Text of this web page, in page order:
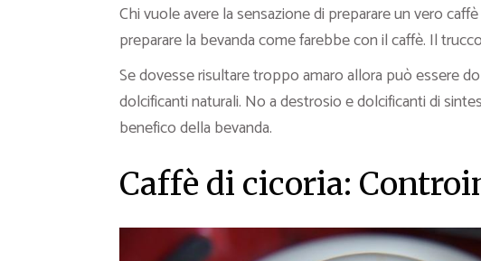
Chi vuole avere la sensazione di preparare un vero
preparare la bevanda come farebbe con il caffè. Il
Se dovesse risultare troppo amaro allora può essere
dolcificanti naturali. No a destrosio e dolcificanti di
benefico della bevanda.
Caffè di cicoria: